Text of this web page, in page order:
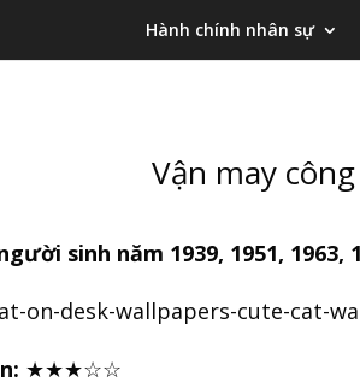
Hành chính nhân sự
Vận may
sinh năm 1939, 1951, 1963,
★★★☆☆